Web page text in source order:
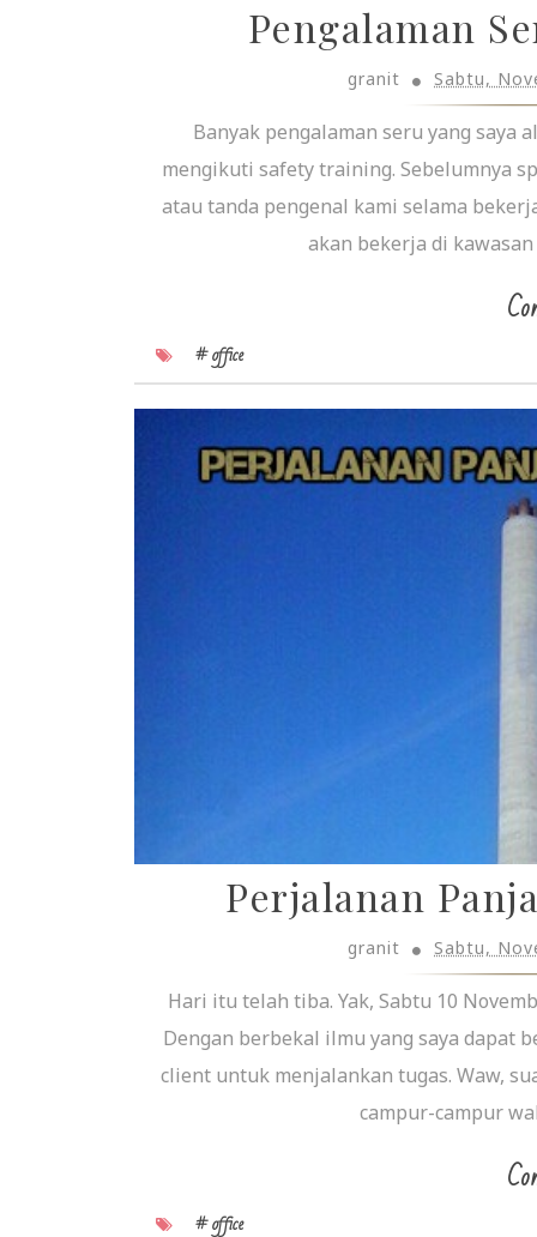
Pengalaman
granit Sabtu,
Banyak pengalaman seru yang saya
mengikuti safety training. Sebelumnya
atau tanda pengenal kami selama
akan bekerja di
# office
Perjalanan
granit Sabtu,
Hari itu telah tiba. Yak, Sabtu 10
Dengan berbekal ilmu yang saya dapat
client untuk menjalankan tugas. Waw,
campur-campur
# office